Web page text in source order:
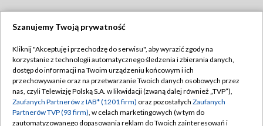
TVP
Abonament TVP
Emisja w TVP
Centrum informacji TVP
Regulamin TVP
Polityka prywatności
Moje zgody
Szanujemy Twoją prywatność
Kliknij "Akceptuję i przechodzę do serwisu", aby wyrazić zgody na
korzystanie z technologii automatycznego śledzenia i zbierania danych,
dostęp do informacji na Twoim urządzeniu końcowym i ich
przechowywanie oraz na przetwarzanie Twoich danych osobowych przez
nas, czyli Telewizję Polską S.A. w likwidacji (zwaną dalej również „TVP”),
Zaufanych Partnerów z IAB* (1201 firm) oraz pozostałych Zaufanych
Partnerów TVP (93 firm), w celach marketingowych (w tym do
zautomatyzowanego dopasowania reklam do Twoich zainteresowań i